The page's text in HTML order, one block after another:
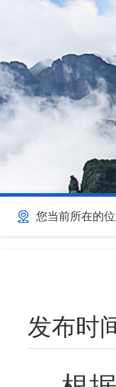
您当前所在的位
发布时